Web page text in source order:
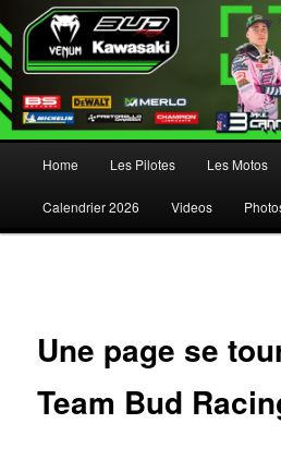
Aller au contenu principal
Aller au contenu secondaire
Home Les Pilotes Les Motos
Calendrier 2026 Videos
Une page se
Team Bud